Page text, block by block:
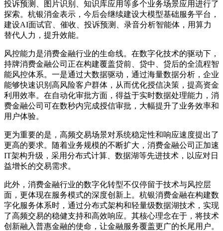
投诉预测、图片识别、知识库应用等多个业务场景应用进行了
探索。杭银消金表示，今后会继续建设大模型基础服务平台，
建设AI面试官、催收、投诉预测、录音分析智能体，用算力
替代人力，提升效能。
风控能力是消费金融行业的生命线。在数字化技术的驱动下，
持牌消费金融公司正在构建覆盖贷前、贷中、贷后的全流程智
能风控体系。一是通过大数据驱动，通过海量数据分析，企业
能够快速识别高风险客户群体，从而优化授信决策，提高资金
利用效率。在自动化审批方面，得益于实时数据处理能力，消
费金融公司可在数秒内完成授信审批，大幅提升了业务效率和
用户体验。
更为重要的是，高频交易场景对系统稳定性和响应速度提出了
更高的要求。随着业务规模的不断扩大，消费金融公司正加速
IT架构升级，采用分布式计算、数据湖等先进技术，以应对日
益增长的交易需求。
此外，消费金融行业的数字化转型不仅停留于技术与风控层
面，更体现在服务模式的深度创新上。杭银消费金融在构建数
字化服务体系时，通过分布式架构和轻量级数据湖技术，实现
了高频交易的稳健支持和高效响应。其核心理念在于，将技术
创新融入普惠金融的使命，让金融服务覆盖更广的长尾用户。